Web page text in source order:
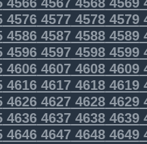
4576457745784579
4586458745884589
4596459745984599
4606460746084609
4616461746184619
4626462746284629
4636463746384639
4646464746484649